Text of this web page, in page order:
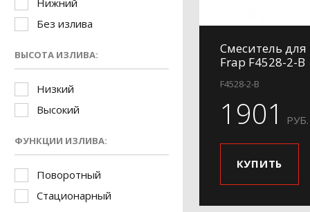
Нижний
Без излива
ВЫСОТА ИЗЛИВА:
Низкий
Высокий
ФУНКЦИИ ИЗЛИВА:
Поворотный
Стационарный
Смеситель для
Frap F4528-2-B
F4528-2-B
1901 РУБ.
КУПИТЬ